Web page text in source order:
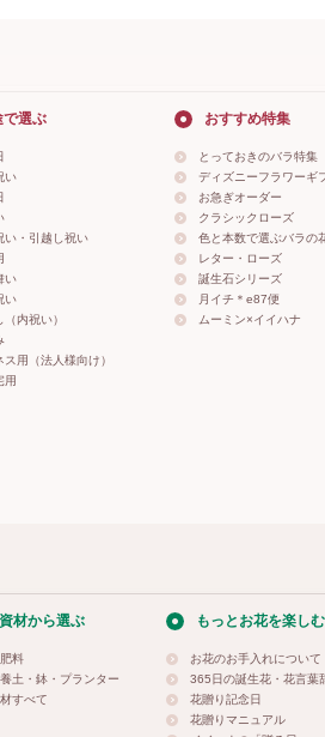
で選ぶ
い
い・引越し祝い
い
い
（内祝い）
ス用（法人様向け）
用
おすすめ特集
とっておきのバラ特集
ディズニーフラワーギ
お急ぎオーダー
クラシックローズ
色と本数で選ぶバラの
レター・ローズ
誕生石シリーズ
月イチ＊e87便
ムーミン×イイハナ
材から選ぶ
料
土・鉢・プランター
すべて
もっとお花を楽し
お花のお手入れについて
365日の誕生花・花言葉
花贈り記念日
花贈りマニュアル